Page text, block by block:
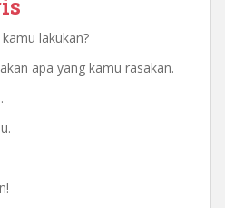
lakukan?
apa yang kamu rasakan.